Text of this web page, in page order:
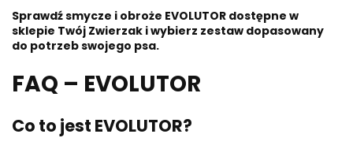
Sprawdź smycze i obroże EVOLUTOR dostępne w
sklepie Twój Zwierzak i wybierz zestaw dopasowany
do potrzeb swojego psa.
FAQ – EVOLUTOR
Co to jest EVOLUTOR?